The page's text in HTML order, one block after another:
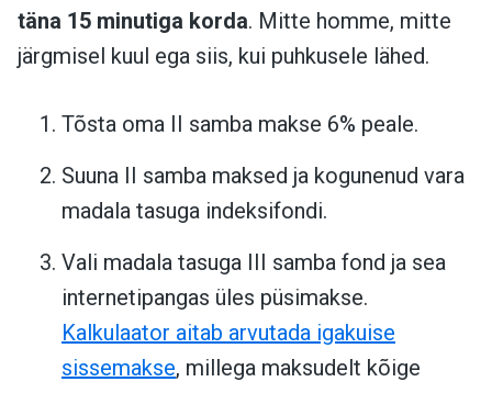
täna 15 minutiga korda. Mitte homme, mitte
järgmisel kuul ega siis, kui puhkusele lähed.
Tõsta oma II samba makse 6% peale.
Suuna II samba maksed ja kogunenud vara
madala tasuga indeksifondi.
Vali madala tasuga III samba fond ja sea
internetipangas üles püsimakse.
Kalkulaator aitab arvutada igakuise
sissemakse, millega maksudelt kõige